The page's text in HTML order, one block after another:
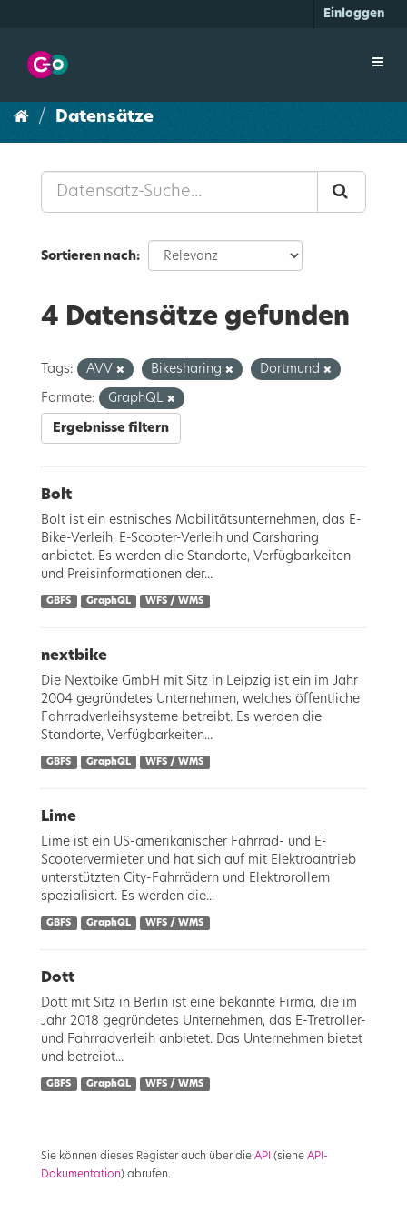
Einloggen
Datensätze
Sortieren nach
4 Datensätze gefunden
Tags: AVV Bikesharing Dortmund
Formate: GraphQL
Ergebnisse filtern
Bolt
Bolt ist ein estnisches Mobilitätsunternehmen, das E-
Bike-Verleih, E-Scooter-Verleih und Carsharing
anbietet. Es werden die Standorte, Verfügbarkeiten
und Preisinformationen der...
GBFS GraphQL WFS / WMS
nextbike
Die Nextbike GmbH mit Sitz in Leipzig ist ein im Jahr
2004 gegründetes Unternehmen, welches öffentliche
Fahrradverleihsysteme betreibt. Es werden die
Standorte, Verfügbarkeiten...
GBFS GraphQL WFS / WMS
Lime
Lime ist ein US-amerikanischer Fahrrad- und E-
Scootervermieter und hat sich auf mit Elektroantrieb
unterstützten City-Fahrrädern und Elektrorollern
spezialisiert. Es werden die...
GBFS GraphQL WFS / WMS
Dott
Dott mit Sitz in Berlin ist eine bekannte Firma, die im
Jahr 2018 gegründetes Unternehmen, das E-Tretroller-
und Fahrradverleih anbietet. Das Unternehmen bietet
und betreibt...
GBFS GraphQL WFS / WMS
Sie können dieses Register auch über die API (siehe API-
Dokumentation) abrufen.